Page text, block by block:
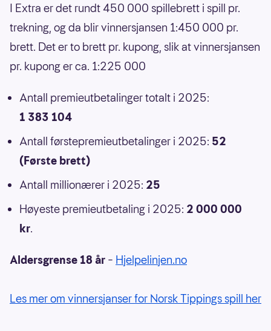
I Extra er det rundt 450 000 spillebrett i spill pr.
trekning, og da blir vinnersjansen 1:450 000 pr.
brett. Det er to brett pr. kupong, slik at vinnersjansen
pr. kupong er ca. 1:225 000
Antall premieutbetalinger totalt i 2025:
1 383 104
Antall førstepremieutbetalinger i 2025: 52
(Første brett)
Antall millionærer i 2025: 25
Høyeste premieutbetaling i 2025: 2 000 000
kr.
Aldersgrense 18 år – Hjelpelinjen.no
Les mer om vinnersjanser for Norsk Tippings spill her